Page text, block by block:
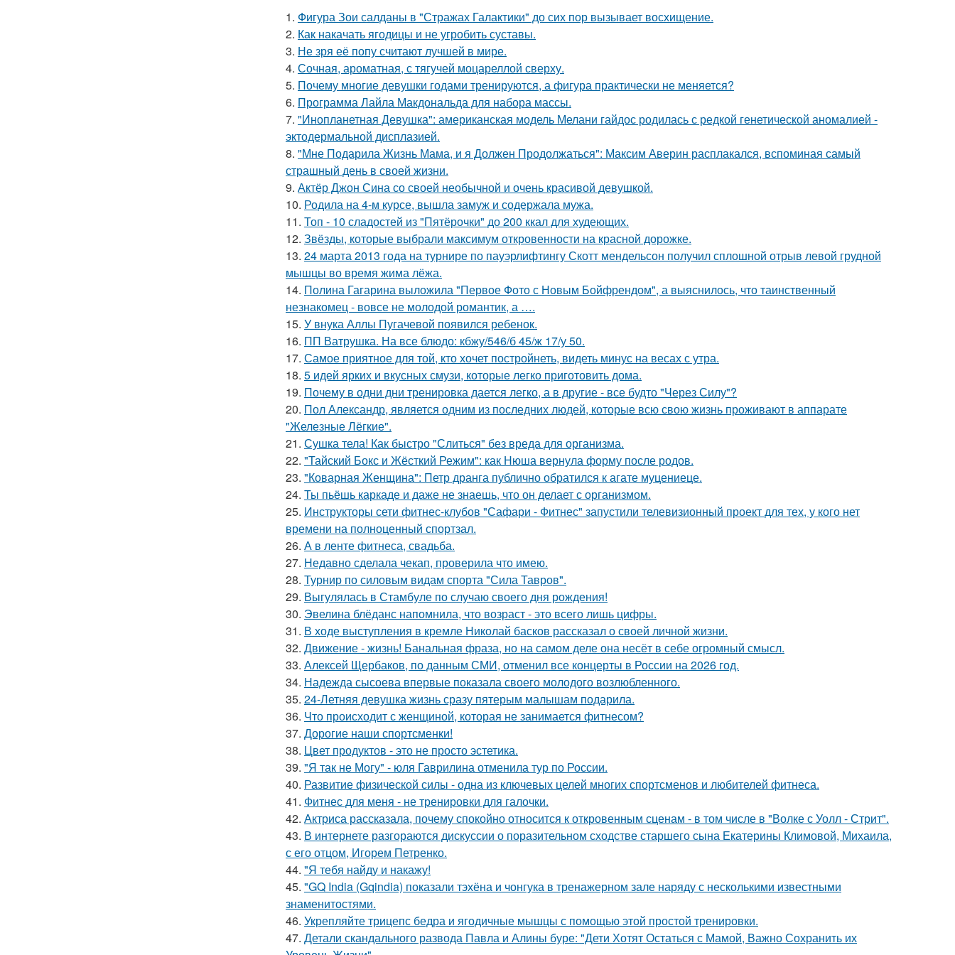
1. Фигура Зои салданы в "Стражах Галактики" до сих пор вызывает восхищение.
2. Как накачать ягодицы и не угробить суставы.
3. Не зря её попу считают лучшей в мире.
4. Сочная, ароматная, с тягучей моцареллой сверху.
5. Почему многие девушки годами тренируются, а фигура практически не меняется?
6. Программа Лайла Макдональда для набора массы.
7. "Инопланетная Девушка": американская модель Мелани гайдос родилась с редкой генетической аномалией -
эктодермальной дисплазией.
8. "Мне Подарила Жизнь Мама, и я Должен Продолжаться": Максим Аверин расплакался, вспоминая самый
страшный день в своей жизни.
9. Актёр Джон Сина со своей необычной и очень красивой девушкой.
10. Родила на 4-м курсе, вышла замуж и содержала мужа.
11. Топ - 10 сладостей из "Пятёрочки" до 200 ккал для худеющих.
12. Звёзды, которые выбрали максимум откровенности на красной дорожке.
13. 24 марта 2013 года на турнире по пауэрлифтингу Скотт мендельсон получил сплошной отрыв левой грудной
мышцы во время жима лёжа.
14. Полина Гагарина выложила "Первое Фото с Новым Бойфрендом", а выяснилось, что таинственный
незнакомец - вовсе не молодой романтик, а ….
15. У внука Аллы Пугачевой появился ребенок.
16. ПП Ватрушка. На все блюдо: кбжу/546/б 45/ж 17/у 50.
17. Самое приятное для той, кто хочет постройнеть, видеть минус на весах с утра.
18. 5 идей ярких и вкусных смузи, которые легко приготовить дома.
19. Почему в одни дни тренировка дается легко, а в другие - все будто "Через Силу"?
20. Пол Александр, является одним из последних людей, которые всю свою жизнь проживают в аппарате
"Железные Лёгкие".
21. Сушка тела! Как быстро "Слиться" без вреда для организма.
22. "Тайский Бокс и Жёсткий Режим": как Нюша вернула форму после родов.
23. "Коварная Женщина": Петр дранга публично обратился к агате муцениеце.
24. Ты пьёшь каркаде и даже не знаешь, что он делает с организмом.
25. Инструкторы сети фитнес-клубов "Сафари - Фитнес" запустили телевизионный проект для тех, у кого нет
времени на полноценный спортзал.
26. А в ленте фитнеса, свадьба.
27. Недавно сделала чекап, проверила что имею.
28. Турнир по силовым видам спорта "Сила Тавров".
29. Выгулялась в Стамбуле по случаю своего дня рождения!
30. Эвелина блёданс напомнила, что возраст - это всего лишь цифры.
31. В ходе выступления в кремле Николай басков рассказал о своей личной жизни.
32. Движение - жизнь! Банальная фраза, но на самом деле она несёт в себе огромный смысл.
33. Алексей Щербаков, по данным СМИ, отменил все концерты в России на 2026 год.
34. Надежда сысоева впервые показала своего молодого возлюбленного.
35. 24-Летняя девушка жизнь сразу пятерым малышам подарила.
36. Что происходит с женщиной, которая не занимается фитнесом?
37. Дорогие наши спортсменки!
38. Цвет продуктов - это не просто эстетика.
39. "Я так не Могу" - юля Гаврилина отменила тур по России.
40. Развитие физической силы - одна из ключевых целей многих спортсменов и любителей фитнеса.
41. Фитнес для меня - не тренировки для галочки.
42. Актриса рассказала, почему спокойно относится к откровенным сценам - в том числе в "Волке с Уолл - Стрит".
43. В интернете разгораются дискуссии о поразительном сходстве старшего сына Екатерины Климовой, Михаила,
с его отцом, Игорем Петренко.
44. "Я тебя найду и накажу!
45. "GQ India (Gqindia) показали тэхёна и чонгука в тренажерном зале наряду с несколькими известными
знаменитостями.
46. Укрепляйте трицепс бедра и ягодичные мышцы с помощью этой простой тренировки.
47. Детали скандального развода Павла и Алины буре: "Дети Хотят Остаться с Мамой, Важно Сохранить их